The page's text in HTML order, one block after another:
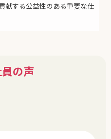
献する公益性のある重要な仕
の声